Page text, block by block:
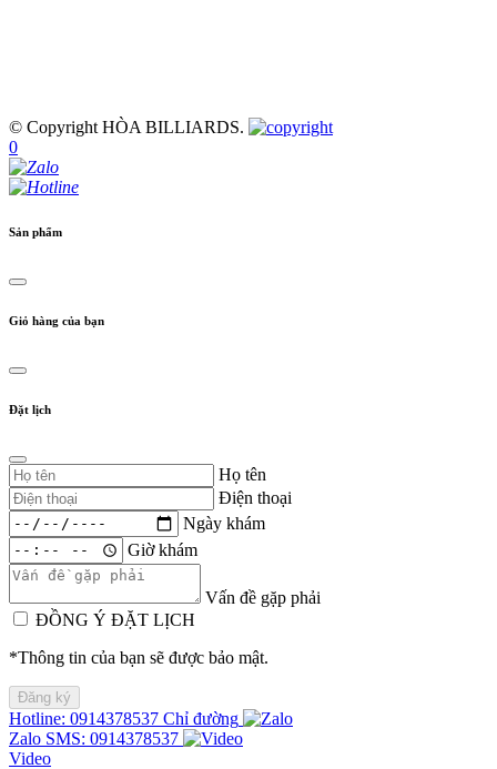
© Copyright HÒA BILLIARDS.
0
Sản phẩm
Giỏ hàng của bạn
Đặt lịch
Họ tên
Điện thoại
Ngày khám
Giờ khám
Vấn đề gặp phải
ĐỒNG Ý ĐẶT LỊCH
*Thông tin của bạn sẽ được bảo mật.
Hotline: 0914378537 Chỉ đường
Zalo SMS: 0914378537
Video